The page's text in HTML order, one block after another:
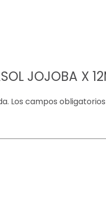
JOJOBA X
Los campos